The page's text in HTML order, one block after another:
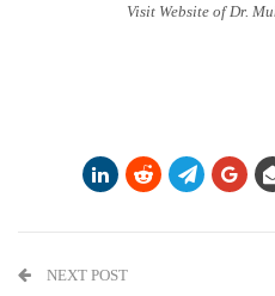
Visit Website of Dr.
NEXT POST